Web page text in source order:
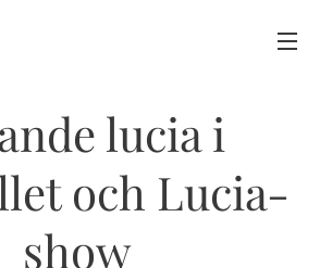
lucia i
och Lucia-
show